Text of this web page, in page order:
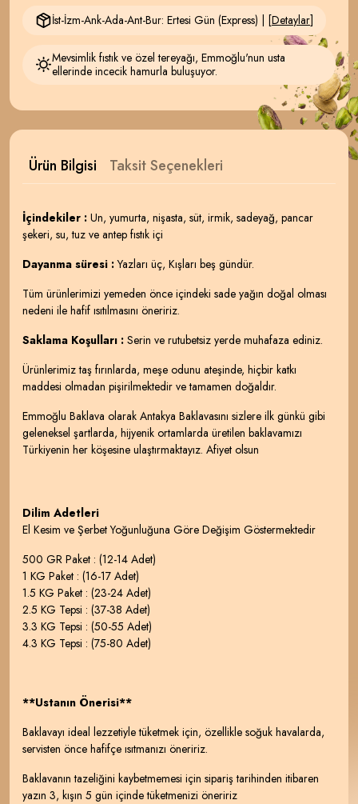
İst-İzm-Ank-Ada-Ant-Bur: Ertesi Gün (Express) | [Detaylar]
Mevsimlik fıstık ve özel tereyağı, Emmoğlu'nun usta
ellerinde incecik hamurla buluşuyor.
Ürün Bilgisi Taksit Seçenekleri
İçindekiler : Un, yumurta, nişasta, süt, irmik, sadeyağ, pancar
şekeri, su, tuz ve antep fıstık içi
Dayanma süresi :Yazları üç, Kışları beş gündür.
Tüm ürünlerimizi yemeden önce içindeki sade yağın doğal olması
nedeni ile hafif ısıtılmasını öneririz.
Saklama Koşulları : Serin ve rutubetsiz yerde muhafaza ediniz.
Ürünlerimiz taş fırınlarda, meşe odunu ateşinde, hiçbir katkı
maddesi olmadan pişirilmektedir ve tamamen doğaldır.
Emmoğlu Baklava olarak Antakya Baklavasını sizlere ilk günkü gibi
geleneksel şartlarda, hijyenik ortamlarda üretilen baklavamızı
Türkiyenin her köşesine ulaştırmaktayız. Afiyet olsun
Dilim Adetleri
El Kesim ve Şerbet Yoğunluğuna Göre Değişim Göstermektedir
500 GR Paket : (12-14 Adet)
1 KG Paket : (16-17 Adet)
1.5 KG Paket : (23-24 Adet)
2.5 KG Tepsi : (37-38 Adet)
3.3 KG Tepsi : (50-55 Adet)
4.3 KG Tepsi : (75-80 Adet)
**Ustanın Önerisi**
Baklavayı ideal lezzetiyle tüketmek için, özellikle soğuk havalarda,
servisten önce hafifçe ısıtmanızı öneririz.
Baklavanın tazeliğini kaybetmemesi için sipariş tarihinden itibaren
yazın 3, kışın 5 gün içinde tüketmenizi öneririz